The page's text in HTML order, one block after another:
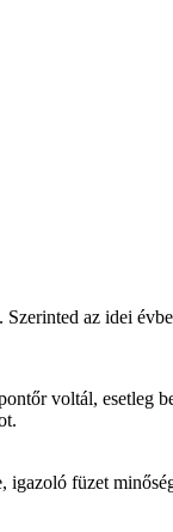
Szerinted az idei
voltál, esetleg
füzet